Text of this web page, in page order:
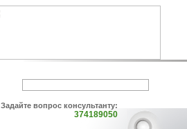
Задайте вопрос консультанту:
374189050